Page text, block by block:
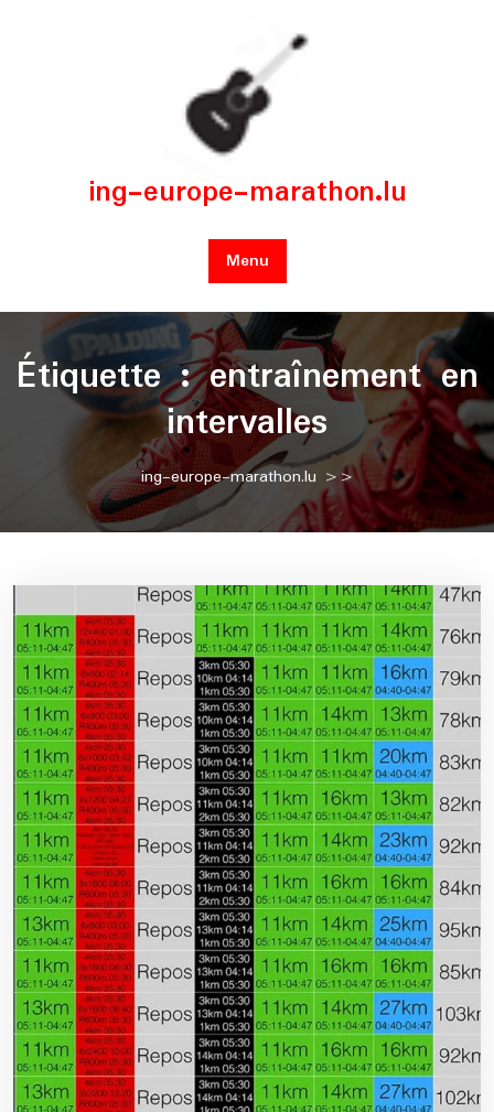
ing-europe-marathon.lu
Menu
Étiquette :entraînement en
intervalles
ing-europe-marathon.lu >>